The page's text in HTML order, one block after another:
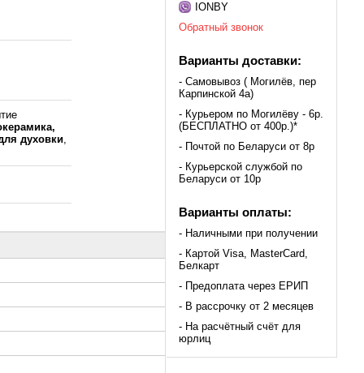
духовки,
IONBY
Обратный звонок
Варианты доставки:
- Самовывоз ( Могилёв, пер
Карпинской 4а)
- Курьером по Могилёву - 6р.
(БЕСПЛАТНО от 400р.)*
- Почтой по Беларуси от 8р
- Курьерской службой по
Беларуси от 10р
Варианты оплаты:
- Наличными при получении
- Картой Visa, MasterCard,
Белкарт
- Предоплата через ЕРИП
- В рассрочку от 2 месяцев
- На расчётный счёт для
юрлиц